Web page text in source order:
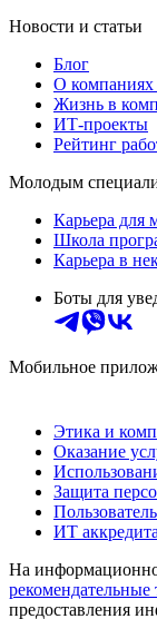
Новости и статьи
Блог
О компаниях
Жизнь в
ИТ-проекты
Рейтинг
Молодым
Карьера для
Школа
Карьера в
Боты для
Мобильное
Этика и
Оказание
Защита
ИТ
На
рекомендательные
предоставления